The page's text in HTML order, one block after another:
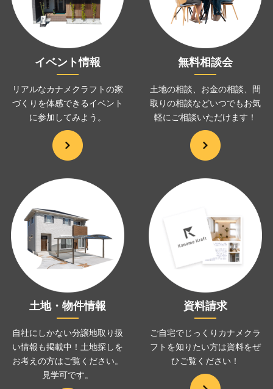
イベント情報
リアルなカナメクラフトの家
づくりを体感できるイベント
に参加してみよう。
無料相談会
土地の相談、お金の相談、
間
取りの相談などいつでもお気
軽にご相談いただけます！
土地・物件情報
自社にしかない分譲地取り扱
い情報も掲載中！土地探しを
お考えの方はご覧ください。
見学可です。
資料請求
ご自宅でじっくりカナメクラ
フトを知りたい方は資料をぜ
ひご覧ください！